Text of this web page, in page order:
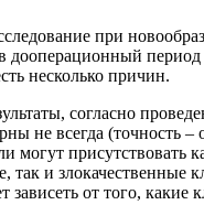
при
дооперационный период
несколько причин.
согласно
не всегда (точность –
могут присутствовать
так и злокачественные
зависеть от того, какие